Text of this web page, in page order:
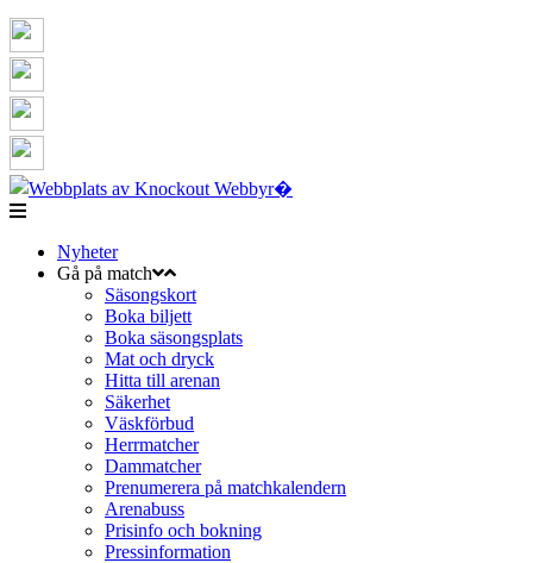
Nyheter
Gå på match
Säsongskort
Boka biljett
Boka säsongsplats
Mat och dryck
Hitta till arenan
Säkerhet
Väskförbud
Herrmatcher
Dammatcher
Prenumerera på matchkalendern
Arenabuss
Prisinfo och bokning
Pressinformation